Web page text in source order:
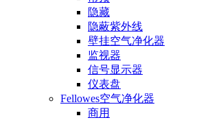
隐藏
隐蔽紫外线
壁挂空气净化器
监视器
信号显示器
仪表盘
Fellowes空气净化器
商用